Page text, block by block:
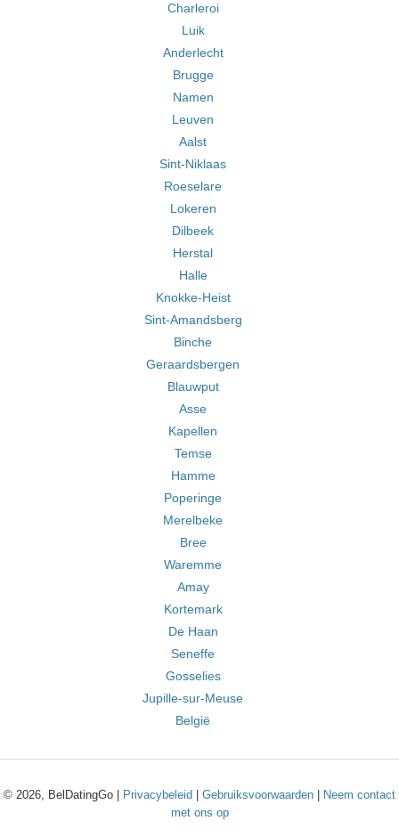
Charleroi
Luik
Anderlecht
Brugge
Namen
Leuven
Aalst
Sint-Niklaas
Roeselare
Lokeren
Dilbeek
Herstal
Halle
Knokke-Heist
Sint-Amandsberg
Binche
Geraardsbergen
Blauwput
Asse
Kapellen
Temse
Hamme
Poperinge
Merelbeke
Bree
Waremme
Amay
Kortemark
De Haan
Seneffe
Gosselies
Jupille-sur-Meuse
België
© 2026, BelDatingGo | Privacybeleid Gebruiksvoorwaarden
Neem contact
met ons op